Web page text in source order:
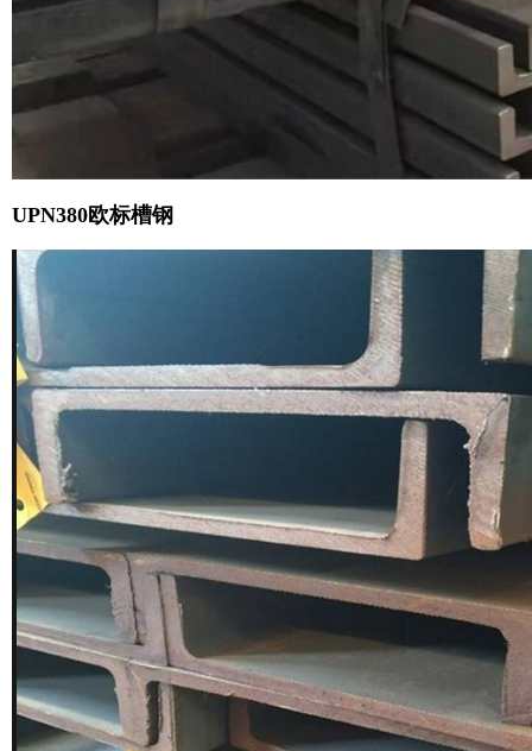
UPN380欧标槽钢